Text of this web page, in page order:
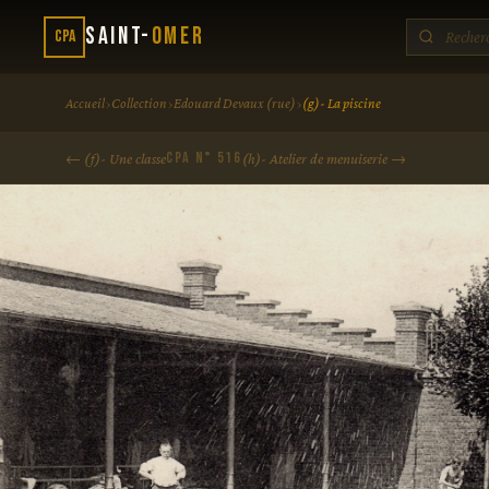
CPA Saint-Omer
Accueil›Collection ›Edouard Devaux (rue) ›(g)- La piscine
← (f)- Une classeCPA N° 516(h)- Atelier de menuiserie →